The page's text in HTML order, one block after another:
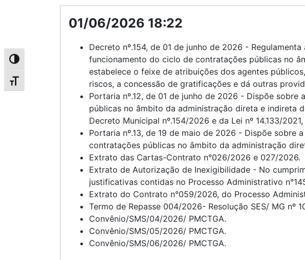
Alternar alto contraste
Alternar tamanho da fonte
01/06/2026 18:22
Decreto nº.154, de 01 de junho de 2026 -
funcionamento do ciclo de contratações públicas no
estabelece o feixe de atribuições dos agentes
riscos, a concessão de gratificações e dá outras
Portaria nº.12, de 01 de junho de 2026 - Dispõe
públicas no âmbito da administração direta e indireta
Decreto Municipal nº.154/2026 e da Lei nº 14.133/
Portaria nº.13, de 19 de maio de 2026 - Dispõe
contratações públicas no âmbito da administração
Extrato das Cartas-Contrato n°026/2026 e 027/2026.
Extrato de Autorização de Inexigibilidade - No
justificativas contidas no Processo Administrativo
Extrato do Contrato n°059/2026, do Processo
Termo de Repasse 004/2026- Resolução SES/ MG nº
Convênio/SMS/04/2026/ PMCTGA.
Convênio/SMS/05/2026/ PMCTGA.
Convênio/SMS/06/2026/ PMCTGA.